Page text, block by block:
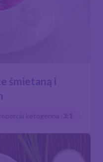
śmietaną i
ketogenna : 3:1